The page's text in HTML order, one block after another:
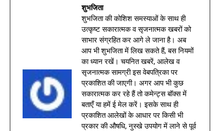
शुभजिता
शुभजिता की कोशिश समस्याओं के साथ ही
उत्कृष्ट सकारात्मक व सृजनात्मक खबरों को
साभार संग्रहित कर आगे ले जाना है। अब
आप भी शुभजिता में लिख सकते हैं, बस नियमों
का ध्यान रखें। चयनित खबरें, आलेख व
सृजनात्मक सामग्री इस वेबपत्रिका पर
प्रकाशित की जाएगी। अगर आप भी कुछ
सकारात्मक कर रहे हैं तो कमेन्ट्स बॉक्स में
बताएँ या हमें ई मेल करें। इसके साथ ही
प्रकाशित आलेखों के आधार पर किसी भी
प्रकार की औषधि, नुस्खे उपयोग में लाने से पूर्व